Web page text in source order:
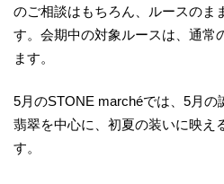
のご相談はもちろん、ルースのま
す。会期中の対象ルースは、通常
ます。
5月のSTONE marchéでは、5月の
翡翠を中心に、初夏の装いに映え
す。